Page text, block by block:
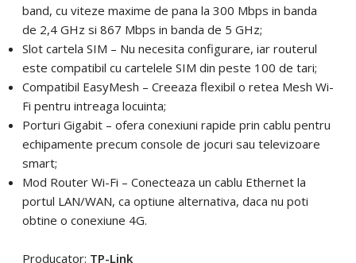
Trimite solicitarea
Trimite solicitarea
band, cu viteze maxime de pana la 300 Mbps in banda
de 2,4 GHz si 867 Mbps in banda de 5 GHz;
Slot cartela SIM – Nu necesita configurare, iar routerul
este compatibil cu cartelele SIM din peste 100 de tari;
Compatibil EasyMesh – Creeaza flexibil o retea Mesh Wi-
Fi pentru intreaga locuinta;
Porturi Gigabit – ofera conexiuni rapide prin cablu pentru
echipamente precum console de jocuri sau televizoare
smart;
Mod Router Wi-Fi – Conecteaza un cablu Ethernet la
portul LAN/WAN, ca optiune alternativa, daca nu poti
obtine o conexiune 4G.
Producator: TP-Link